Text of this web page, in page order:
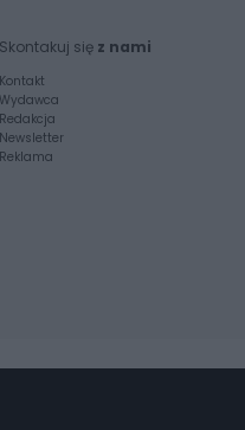
Skontakuj się z nami
Kontakt
Wydawca
Redakcja
Newsletter
Reklama